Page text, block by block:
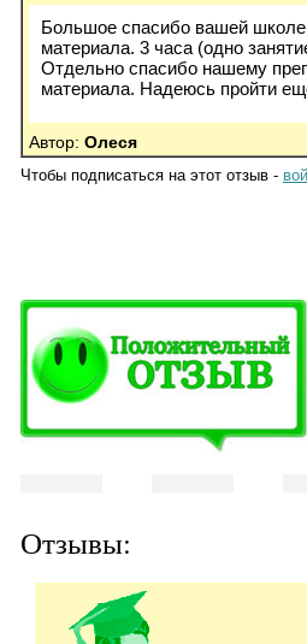
Большое спасибо вашей школе
материала. 3 часа (одно
Отдельно спасибо нашему
материала. Надеюсь пройти
Автор: Олеся
Чтобы подписаться на этот отзыв -
Отзывы: